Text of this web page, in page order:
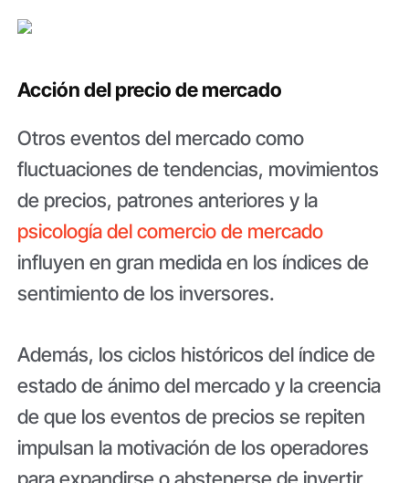
Acción del precio de mercado
Otros eventos del mercado como
fluctuaciones de tendencias, movimientos
de precios, patrones anteriores y la
psicología del comercio de mercado
influyen en gran medida en los índices de
sentimiento de los inversores.
Además, los ciclos históricos del índice de
estado de ánimo del mercado y la creencia
de que los eventos de precios se repiten
impulsan la motivación de los operadores